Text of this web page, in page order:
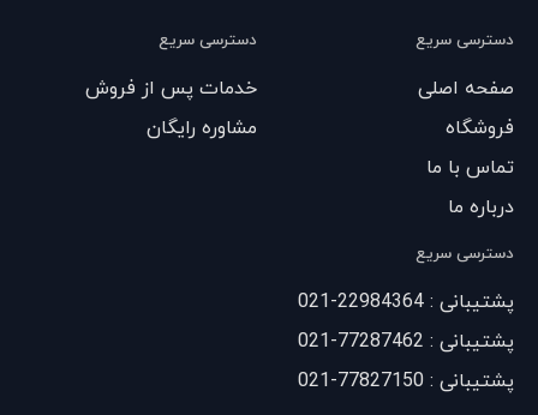
دسترسی سریع
صفحه اصلی
فروشگاه
تماس با ما
درباره ما
دسترسی سریع
خدمات پس از فروش
مشاوره رایگان
دسترسی سریع
پشتیبانی : 22984364-021
پشتیبانی : 77287462-021
پشتیبانی : 77827150-021